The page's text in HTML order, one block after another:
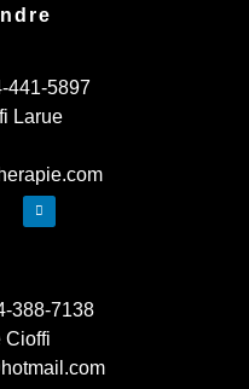
441-5897
Larue
388-7138
Cioffi